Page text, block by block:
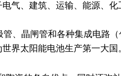
气、建筑、运输、能源、化
、晶闸管和各种集成电路
界太阳能电池生产第一大国